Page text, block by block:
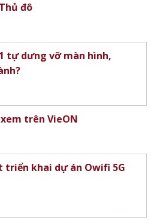
đô
tự dưng vỡ màn hình,
trên VieON
triển khai dự án Owifi 5G